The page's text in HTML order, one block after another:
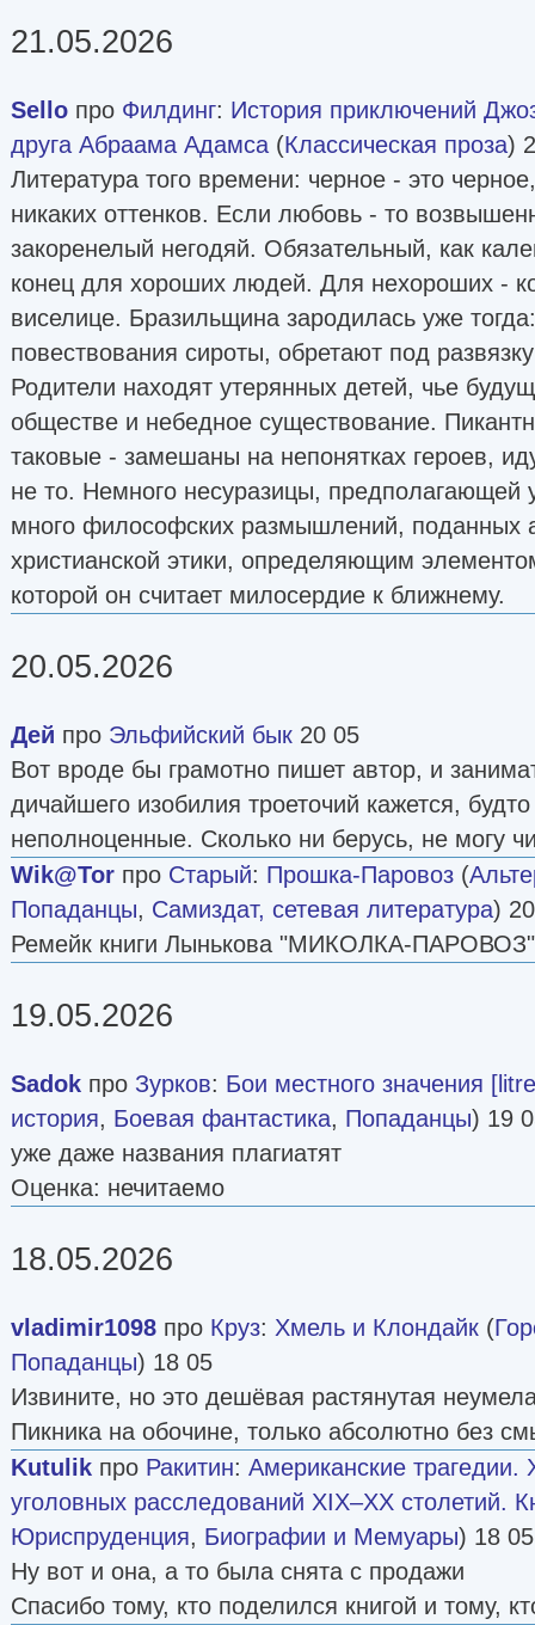
21.05.2026
Sello про Филдинг: История приключений
друга Абраама Адамса (Классическая проза)
Литература того времени: черное - это
никаких оттенков. Если любовь - то
закоренелый негодяй. Обязательный, как
конец для хороших людей. Для нехороших -
виселице. Бразильщина зародилась уже
повествования сироты, обретают под
Родители находят утерянных детей, чье
обществе и небедное существование.
таковые - замешаны на непонятках героев,
не то. Немного несуразицы, предполагающей
много философских размышлений, поданных
христианской этики, определяющим
которой он считает милосердие к ближнему.
20.05.2026
Дей про Эльфийский бык 20 05
Вот вроде бы грамотно пишет автор, и
дичайшего изобилия троеточий кажется,
неполноценные. Сколько ни берусь, не могу
Wik@Tor про Старый: Прошка-Паровоз (
Попаданцы, Самиздат, сетевая литература)
Ремейк книги Лынькова "МИКОЛКА-
19.05.2026
Sadok про Зурков: Бои местного значения
история, Боевая фантастика, Попаданцы) 19
уже даже названия плагиатят
Оценка: нечитаемо
18.05.2026
vladimir1098 про Круз: Хмель и Клондайк (
Попаданцы) 18 05
Извините, но это дешёвая растянутая
Пикника на обочине, только абсолютно без
Kutulik про Ракитин: Американские трагедии.
уголовных расследований XIX–XX столетий.
Юриспруденция, Биографии и Мемуары) 18 05
Ну вот и она, а то была снята с продажи
Спасибо тому, кто поделился книгой и тому,